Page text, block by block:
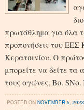
πρωτάθλημα για όλα
προπονήσεις του
Κερατσινίου. Ο
μπορείτε να δείτε
τους αγώνες. Bo. SNo.
POSTED ONNOVEMBER 5, 2023